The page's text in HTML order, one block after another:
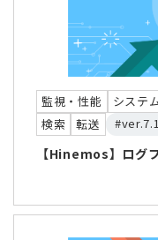
監視・性能 システ
検索
転送 #ver.7.1
【Hinemos】ログ